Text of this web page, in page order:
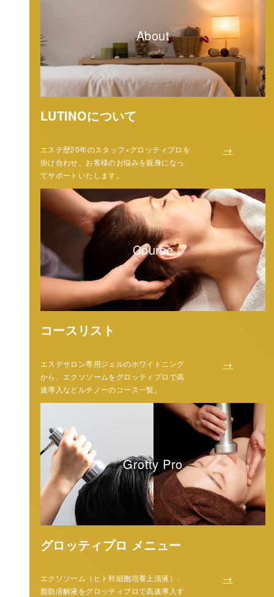
About
LUTINOについて
エステ歴20年のスタッフ×グロッティプロを
掛け合わせ、お客様のお悩みを親身になっ
てサポートいたします。
→
Course
コースリスト
エステサロン専用ジェルのホワイトニング
から、エクソソームをグロッティプロで高
速導入などルチノーのコース一覧。
→
Grotty Pro
グロッティプロ メニュー
エクソソーム（ヒト幹細胞培養上清液）、
脂肪溶解液をグロッティプロで高速導入す
→